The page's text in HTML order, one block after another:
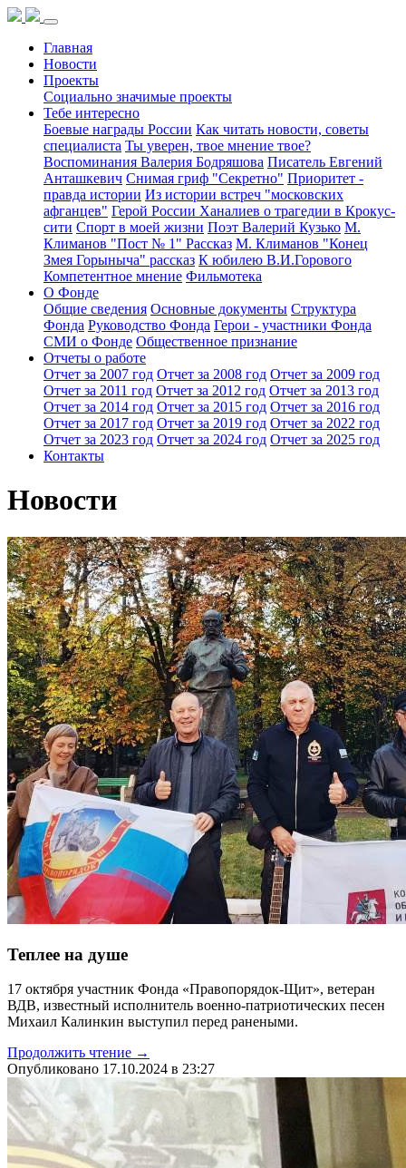
Главная
Новости
Проекты
Социально значимые проекты
Тебе интересно
Боевые награды России Как читать новости, советы
специалиста Ты уверен, твое мнение твое?
Воспоминания Валерия Бодряшова Писатель Евгений
Анташкевич Снимая гриф "Секретно" Приоритет -
правда истории Из истории встреч "московских
афганцев" Герой России Ханалиев о трагедии в Крокус-
сити Спорт в моей жизни Поэт Валерий Кузько М.
Климанов "Пост № 1" Рассказ М. Климанов "Конец
Змея Горыныча" рассказ К юбилею В.И.Горового
Компетентное мнение Фильмотека
О Фонде
Общие сведения Основные документы Структура
Фонда Руководство Фонда Герои - участники Фонда
СМИ о Фонде Общественное признание
Отчеты о работе
Отчет за 2007 год Отчет за 2008 год Отчет за 2009 год
Отчет за 2011 год Отчет за 2012 год Отчет за 2013 год
Отчет за 2014 год Отчет за 2015 год Отчет за 2016 год
Отчет за 2017 год Отчет за 2019 год Отчет за 2022 год
Отчет за 2023 год Отчет за 2024 год Отчет за 2025 год
Контакты
Новости
Теплее на душе
17 октября участник Фонда «Правопорядок-Щит», ветеран
ВДВ, известный исполнитель военно-патриотических песен
Михаил Калинкин выступил перед ранеными.
Продолжить чтение →
Опубликовано 17.10.2024 в 23:27